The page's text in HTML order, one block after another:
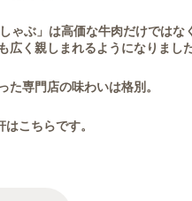
ゃぶ」は高価な牛肉だけではな
く親しまれるようになりました
専門店の味わいは格別。
こちらです。